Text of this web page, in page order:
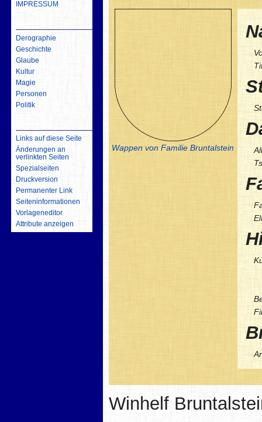
Wappen von Familie Bruntalstein
Winhelf
IMPRESSUM
Derographie
Geschichte
Glaube
Kultur
Magie
Personen
Politik
Links auf diese Seite
Änderungen an
verlinkten Seiten
Spezialseiten
Druckversion
Permanenter Link
Seiten­­informationen
Vorlageneditor
Attribute anzeigen